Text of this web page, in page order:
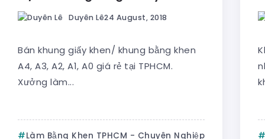
Duyên Lê24 August, 2018
Bán khung giấy khen/ khung bằng khen
A4, A3, A2, A1, A0 giá rẻ tại TPHCM.
Xưởng làm...
Làm Bằng Khen TPHCM - Chuyên Nghiệp